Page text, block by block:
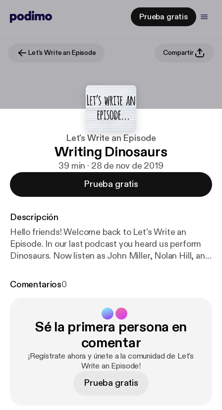
Prueba gratis
Let's Write an Episode Compartir
Let's Write an Episode
Writing Dinosaurs
39 min · 28 de nov de 2019
Prueba gratis
Descripción
Hello friends! Welcome back to Let's Write an
Episode. In our last podcast you heard us perform
Dinosaurs. Now listen as John Miller, Nolan Hill, and
fun. We had fun! Enjoy!
Comentarios0
Sé la primera persona en
comentar
¡Regístrate ahora y únete a la comunidad de Let's
Write an Episode!
Prueba gratis